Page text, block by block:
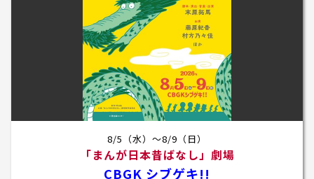
8/5（水）～8/9（日）
「まんが日本昔ばなし」劇場
CBGK シブゲキ!!